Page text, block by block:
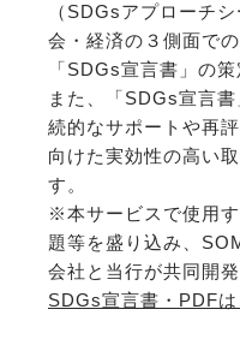
（SDGsアプローチ
会・経済の３側面で
「SDGs宣言書」の
また、「SDGs宣言
続的なサポートや再
向けた実効性の高い
す。
※本サービスで使用
題等を盛り込み、
会社と当行が共同開
SDGs宣言書・PDFは